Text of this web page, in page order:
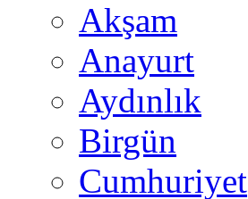
Akşam
Anayurt
Aydınlık
Birgün
Cumhuriyet